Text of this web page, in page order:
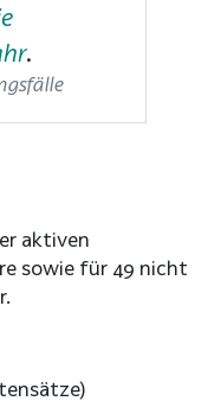
.
aktiven
sowie für 49 nicht